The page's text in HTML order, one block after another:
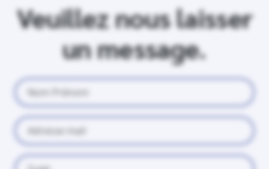
Veuillez nous laisser
un message.